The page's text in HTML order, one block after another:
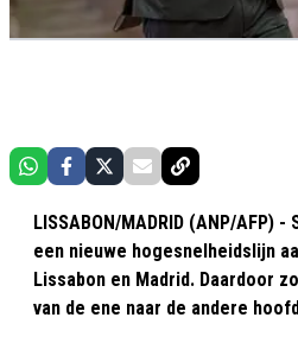
LISSABON/MADRID (ANP/AFP)
een nieuwe hogesnelheidslijn
Lissabon en Madrid. Daardoor
van de ene naar de andere